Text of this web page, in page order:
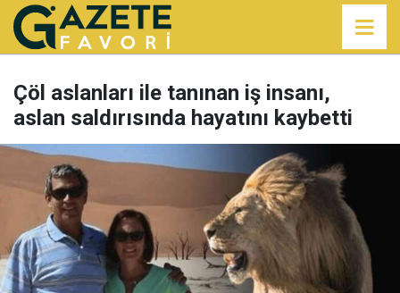
Çöl aslanları ile tanınan iş insanı,
aslan saldırısında hayatını kaybetti